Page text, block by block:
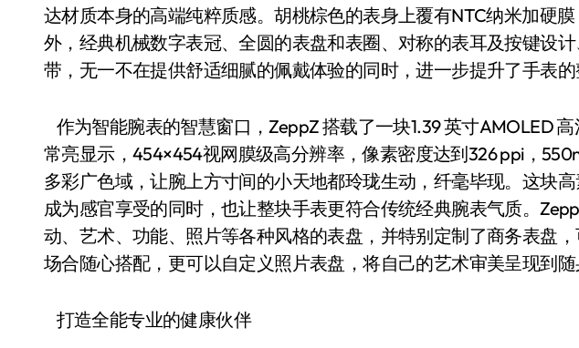
达材质本身的高端纯粹质感。胡桃棕色的表身上覆有NTC纳米加硬
外，经典机械数字表冠、全圆的表盘和表圈、对称的表耳及按键设
带，无一不在提供舒适细腻的佩戴体验的同时，进一步提升了手表的
作为智能腕表的智慧窗口，ZeppZ 搭载了一块1.39 英寸AMOLED
常亮显示，454×454视网膜级高分辨率，像素密度达到326 ppi，
多彩广色域，让腕上方寸间的小天地都玲珑生动，纤毫毕现。这块
成为感官享受的同时，也让整块手表更符合传统经典腕表气质。
动、艺术、功能、照片等各种风格的表盘，并特别定制了商务表盘，
场合随心搭配，更可以自定义照片表盘，将自己的艺术审美呈现到随
打造全能专业的健康伙伴